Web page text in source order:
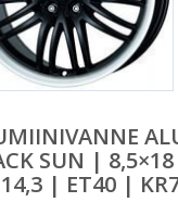
SUN |
| ET40 |